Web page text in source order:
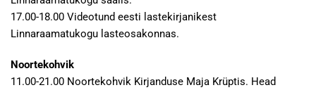
17.00-18.00 Videotund eesti lastekirjanikest
Linnaraamatukogu lasteosakonnas.
Noortekohvik
11.00-21.00 Noortekohvik Kirjanduse Maja Krüptis. Head